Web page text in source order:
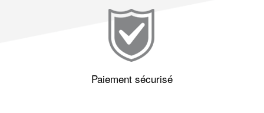
Paiement sécurisé